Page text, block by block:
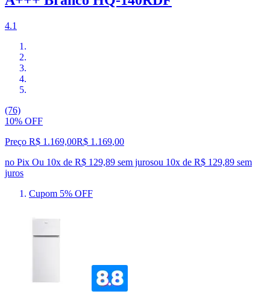
4.1
(76)
10% OFF
Preço R$ 1.169,00R$ 1.169,00
no Pix Ou 10x de R$ 129,89 sem jurosou 10x de R$ 129,89 sem
juros
Cupom 5% OFF